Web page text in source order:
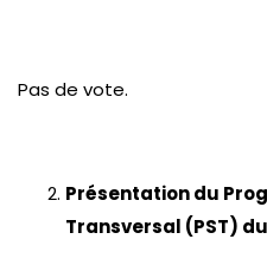
Pas de vote.
Présentation du
Transversal (PST) du